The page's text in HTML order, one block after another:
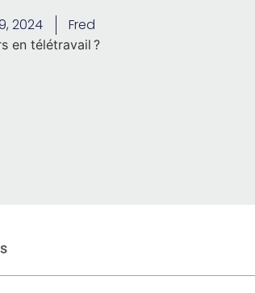
2024 Fred
en télétravail ?